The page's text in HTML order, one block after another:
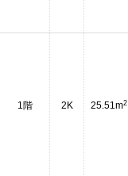
1階 2K 25.51m2